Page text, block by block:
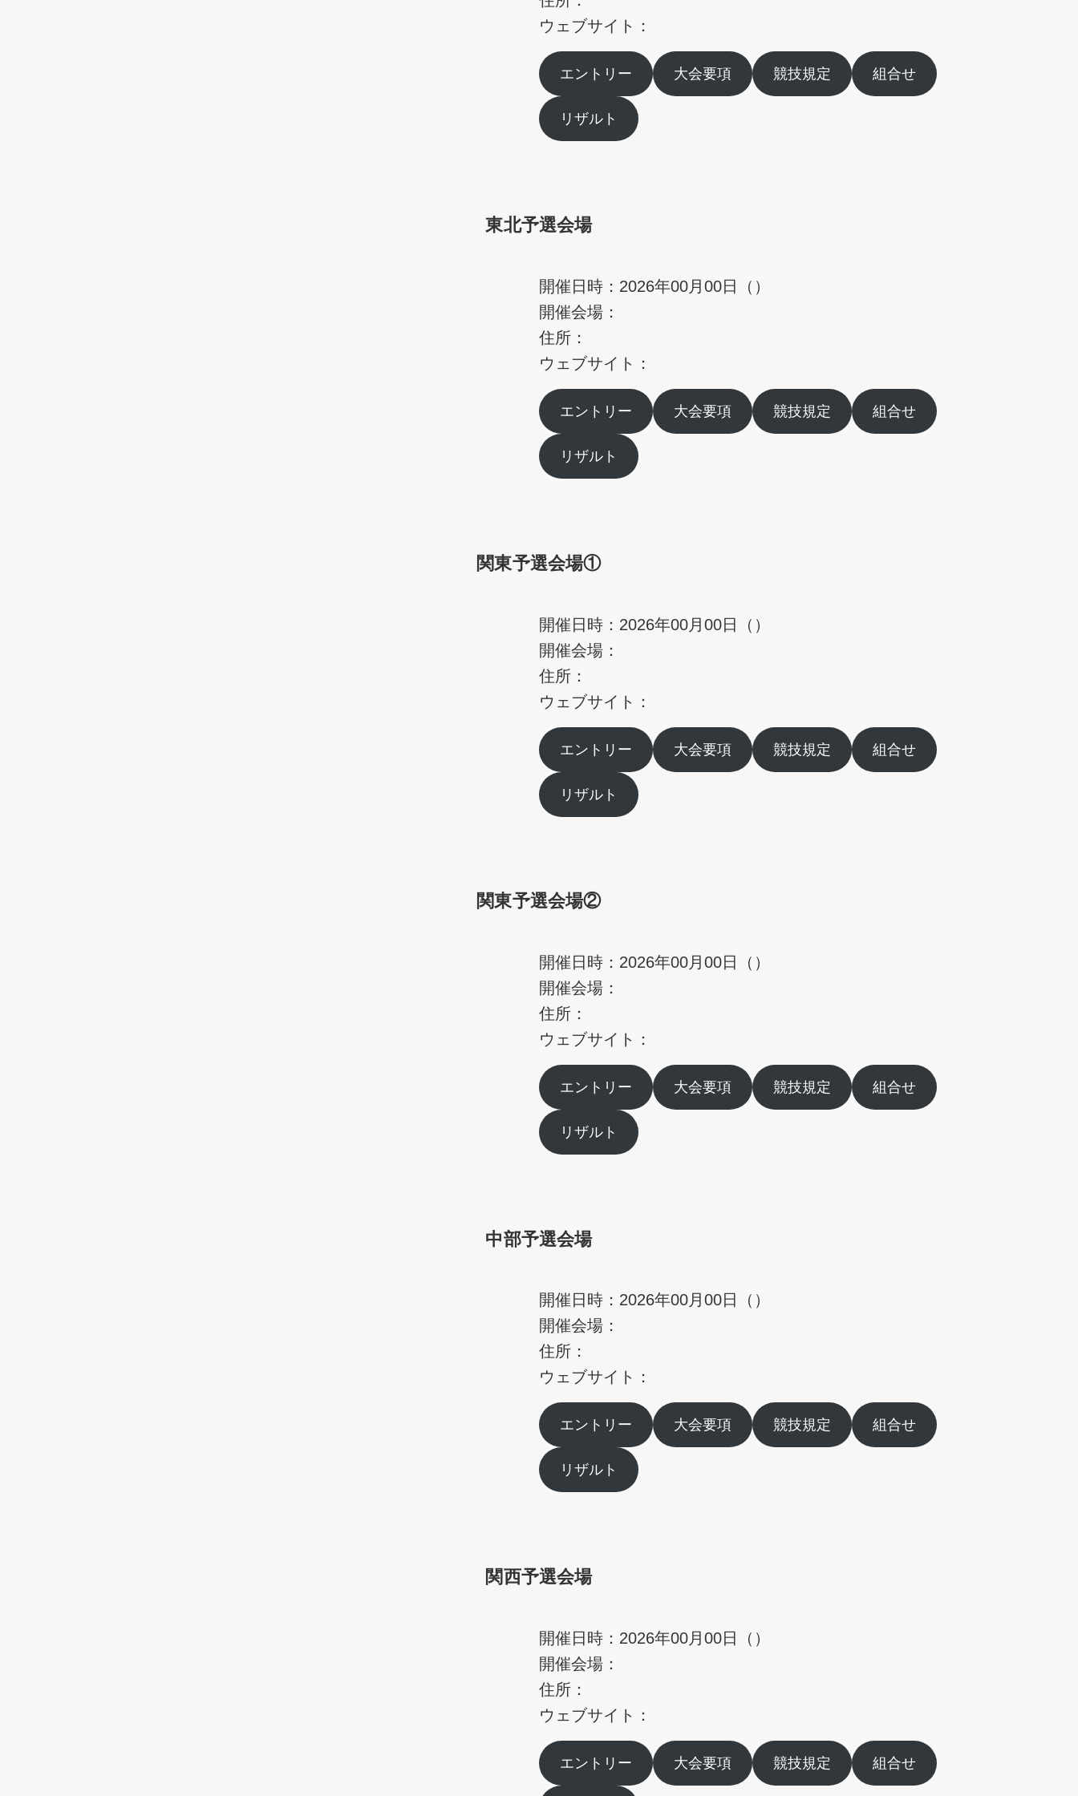
ウェブサイト：
エントリー 大会要項 競技規定 組合せ
リザルト
東北予選会場
開催日時：2026年00月00日（）
開催会場：
住所：
ウェブサイト：
エントリー 大会要項 競技規定 組合せ
リザルト
関東予選会場①
開催日時：2026年00月00日（）
開催会場：
住所：
ウェブサイト：
エントリー 大会要項 競技規定 組合せ
リザルト
関東予選会場②
開催日時：2026年00月00日（）
開催会場：
住所：
ウェブサイト：
エントリー 大会要項 競技規定 組合せ
リザルト
中部予選会場
開催日時：2026年00月00日（）
開催会場：
住所：
ウェブサイト：
エントリー 大会要項 競技規定 組合せ
リザルト
関西予選会場
開催日時：2026年00月00日（）
開催会場：
住所：
ウェブサイト：
エントリー 大会要項 競技規定 組合せ